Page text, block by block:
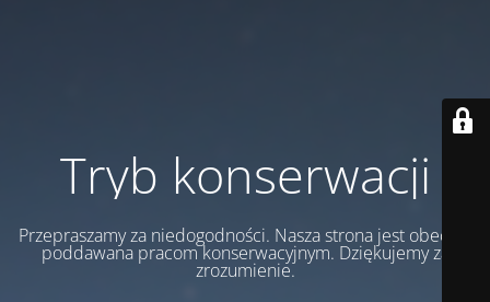
Tryb konserwacji
Przepraszamy za niedogodności. Nasza strona jest obecnie
poddawana pracom konserwacyjnym. Dziękujemy za
zrozumienie.